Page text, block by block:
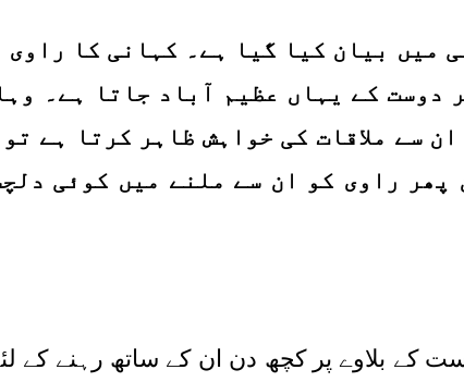
میں بیان کیا گیا ہے۔ کہانی کا
کے یہاں عظیم آباد جاتا ہے۔
سے ملاقات کی خواہش ظاہر کرتا ہے
پھر راوی کو ان سے ملنے میں کوئی
کے بلاوے پر کچھ دن ان کے ساتھ رہنے کے